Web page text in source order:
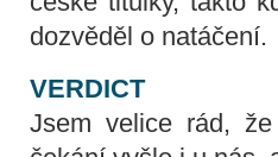
dozvěděl o natáčení.
VERDICT
Jsem velice rád,